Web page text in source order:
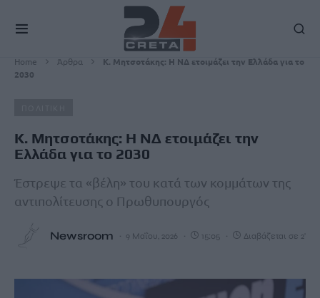
Home Άρθρα
Κ. Μητσοτάκης: Η ΝΔ ετοιμάζει την Ελλάδα για το
2030
Κ. Μητσοτάκης: Η ΝΔ ετοιμάζει την
Ελλάδα για το 2030
Έστρεψε τα «βέλη» του κατά των κομμάτων της
αντιπολίτευσης ο Πρωθυπουργός
Newsroom 9 Μαΐου, 2026 15:05 Διαβάζεται σε 2'